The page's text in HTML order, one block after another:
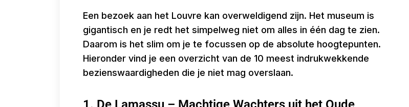
Een bezoek aan het Louvre kan overweldigend zijn. Het museum is
gigantisch en je redt het simpelweg niet om alles in één dag te zien.
Daarom is het slim om je te focussen op de absolute hoogtepunten.
Hieronder vind je een overzicht van de 10 meest indrukwekkende
bezienswaardigheden die je niet mag overslaan.